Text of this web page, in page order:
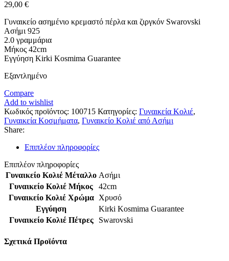
29,00 €
Γυναικείο ασημένιο κρεμαστό πέρλα και ζιργκόν Swarovski
Ασήμι 925
2.0 γραμμάρια
Μήκος 42cm
Eγγύηση Kirki Kosmima Guarantee
Εξαντλημένο
Compare
Add to wishlist
Κωδικός προϊόντος: 100715 Κατηγορίες: Γυναικεία Κολιέ,
Γυναικεία Κοσμήματα, Γυναικείο Κολιέ από Ασήμι
Share:
Επιπλέον πληροφορίες
Επιπλέον πληροφορίες
Γυναικείο Κολιέ Μέταλλο Ασήμι
Γυναικείο Κολιέ Μήκος
42cm
Γυναικείο Κολιέ Χρώμα
Χρυσό
Εγγύηση
Kirki Kosmima Guarantee
Γυναικείο Κολιέ Πέτρες
Swarovski
Σχετικά Προϊόντα